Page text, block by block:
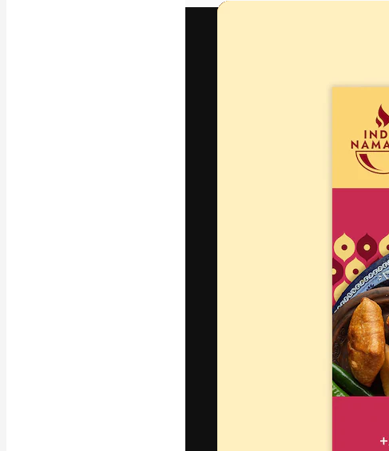
Vídeos
A plataforma
seu melhor
assinantes entre
agências e estúdios.
Copyright © 2010-